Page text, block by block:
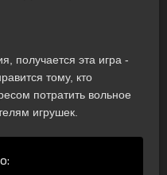
получается эта игра -
тому, кто
потратить вольное
игрушек.